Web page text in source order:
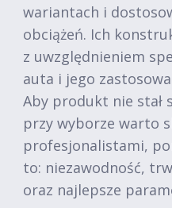
wariantach i
obciążeń. Ich
z uwzględnieniem
auta i jego
Aby produkt nie stał
przy wyborze warto
profesjonalistami,
to: niezawodność,
oraz najlepsze